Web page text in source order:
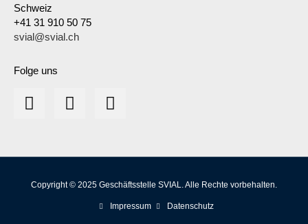
Schweiz
+41 31 910 50 75
svial@svial.ch
Folge uns
Copyright © 2025 Geschäftsstelle SVIAL. Alle Rechte vorbehalten.
Impressum Datenschutz